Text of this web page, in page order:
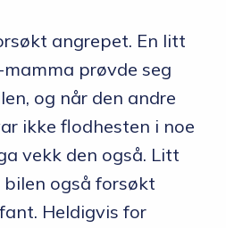
angrepet. En litt
prøvde seg
og når den andre
ikke flodhesten i noe
vekk den også. Litt
bilen også forsøkt
Heldigvis for